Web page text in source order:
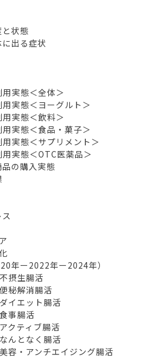
状態
出る症状
実態＜全体＞
実態＜ヨーグルト＞
実態＜飲料＞
実態＜食品・菓子＞
実態＜サプリメント＞
実態＜OTC医薬品＞
の購入実態
年ー2022年ー2024年）
摂生腸活
秘解消腸活
イエット腸活
事腸活
クティブ腸活
んとなく腸活
容・アンチエイジング腸活